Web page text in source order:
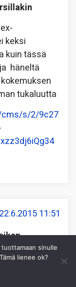
keksi
kuin tässä
häneltä
tukaluutta
s/2/9c27
22.6.2015 11:51
keskeinen
sinulle
lienee ok?